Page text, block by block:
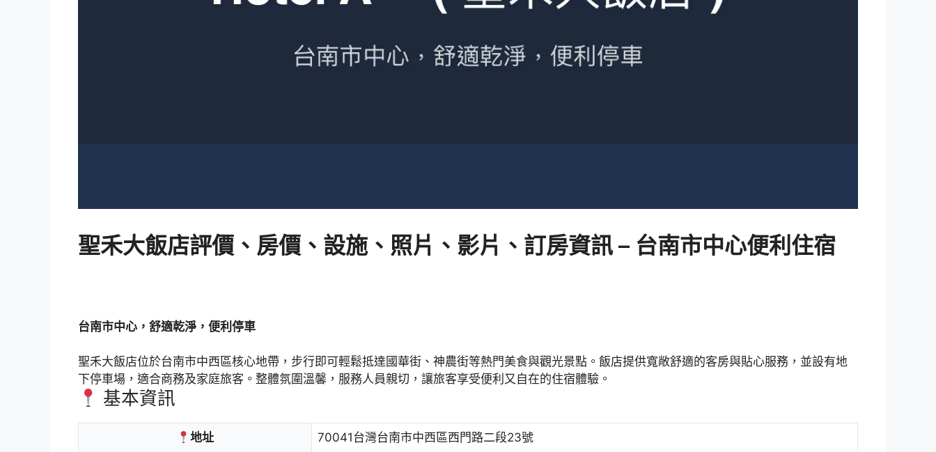
聖禾大飯店評價、房價、設施、照片、影片、訂房資訊 – 台南市中心便利住宿
台南市中心，舒適乾淨，便利停車
聖禾大飯店位於台南市中西區核心地帶，步行即可輕鬆抵達國華街、神農街等熱門美食與觀光景點。飯店提供寬敞舒適的客房與貼心服務，並設有地
下停車場，適合商務及家庭旅客。整體氛圍溫馨，服務人員親切，讓旅客享受便利又自在的住宿體驗。
基本資訊
地址 70041台灣台南市中西區西門路二段23號